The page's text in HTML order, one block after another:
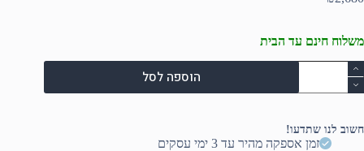
משלוח חינם עד הבית
כמות
של
שולחן
מעמד
הוספה לסל
חשוב לנו שתדעו!
זמן אספקה מהיר עד 3 ימי עסקים